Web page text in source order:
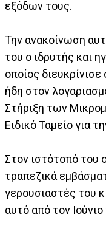
εξόδων τους.
Την ανακοίνωση
του ο ιδρυτής και
οποίος
ήδη στον
Στήριξη των
Ειδικό Ταμείο για
Στον ιστότοπό του
τραπεζικά
γερουσιαστές του
αυτό από τον